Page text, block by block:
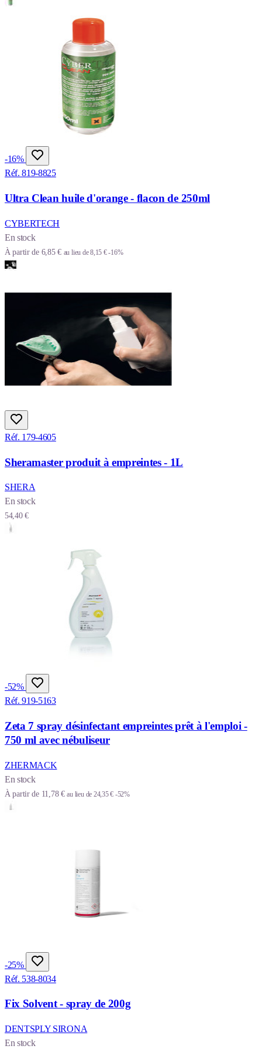
-16%
Réf. 819-8825
Ultra Clean huile d'orange - flacon de 250ml
CYBERTECH
En stock
À partir de 6,85 € au lieu de8,15 €-16%
Réf. 179-4605
Sheramaster produit à empreintes - 1L
SHERA
En stock
54,40 €
-52%
Réf. 919-5163
Zeta 7 spray désinfectant empreintes prêt à l'emploi -
750 ml avec nébuliseur
ZHERMACK
En stock
À partir de 11,78 € au lieu de 24,35 € -52%
-25%
Réf. 538-8034
Fix Solvent - spray de 200g
DENTSPLY SIRONA
En stock